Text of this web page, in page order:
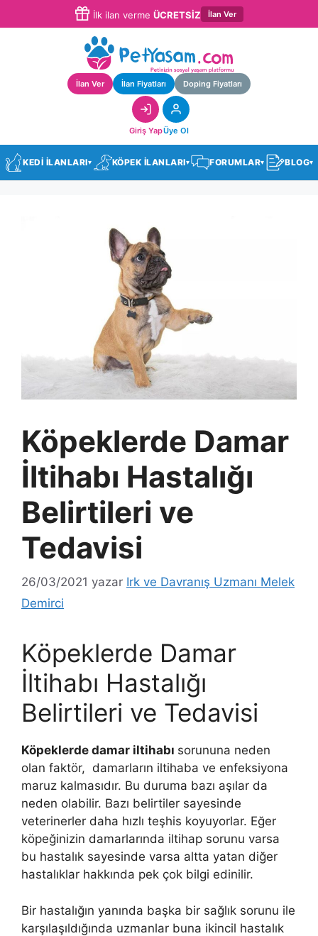
İlk ilan verme ÜCRETSİZ İlan Ver
İlan Ver İlan Fiyatları Doping Fiyatları
Giriş YapÜye Ol
KEDİ İLANLARI▾ KÖPEK İLANLARI▾ FORUMLAR▾ BLOG▾
Köpeklerde Damar
İltihabı Hastalığı
Belirtileri ve
Tedavisi
26/03/2021 yazar Irk ve Davranış Uzmanı Melek
Demirci
Köpeklerde Damar
İltihabı Hastalığı
Belirtileri ve Tedavisi
Köpeklerde damar iltihabı sorununa neden
olan faktör, damarların iltihaba ve enfeksiyona
maruz kalmasıdır. Bu duruma bazı aşılar da
neden olabilir. Bazı belirtiler sayesinde
veterinerler daha hızlı teşhis koyuyorlar. Eğer
köpeğinizin damarlarında iltihap sorunu varsa
bu hastalık sayesinde varsa altta yatan diğer
hastalıklar hakkında pek çok bilgi edinilir.
Bir hastalığın yanında başka bir sağlık sorunu ile
karşılaşıldığında uzmanlar buna ikincil hastalık